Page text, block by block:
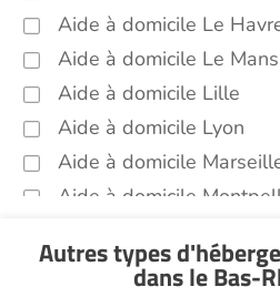
Aide à domicile Le
Aide à domicile Le Mans
Aide à domicile Lille
Aide à domicile Lyon
Aide à domicile
Aide à domicile
Aide à domicile Nice
Autres types
dans le Bas-